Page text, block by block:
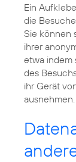
Ein
die
Sie können
ihrer
etwa indem
des
ihr Gerät
ausnehmen.